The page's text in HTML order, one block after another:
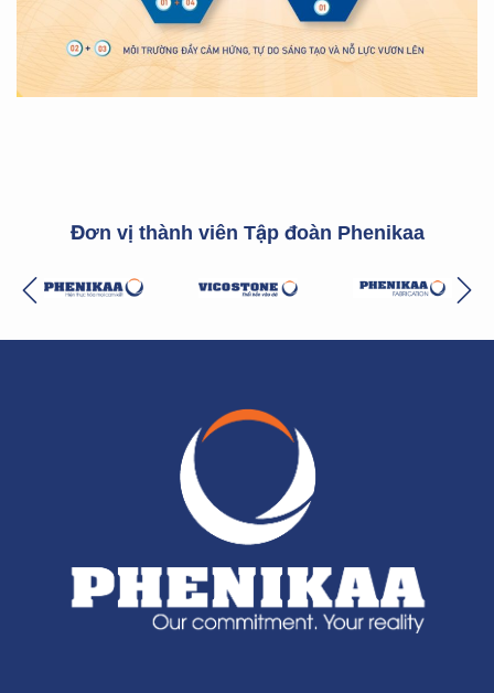
Đơn vị thành viên Tập đoàn Phenikaa